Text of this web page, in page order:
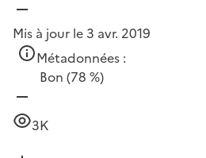
Mis à jour le 3 avr. 2019
Métadonnées :
Bon (78 %)
3K